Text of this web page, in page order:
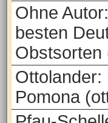
Ohne
besten
Obstsorten
Ottolander:
Pomona